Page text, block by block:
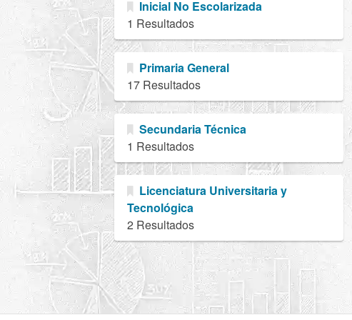
Inicial No Escolarizada
1 Resultados
Primaria General
17 Resultados
Secundaria Técnica
1 Resultados
Licenciatura Universitaria y
Tecnológica
2 Resultados